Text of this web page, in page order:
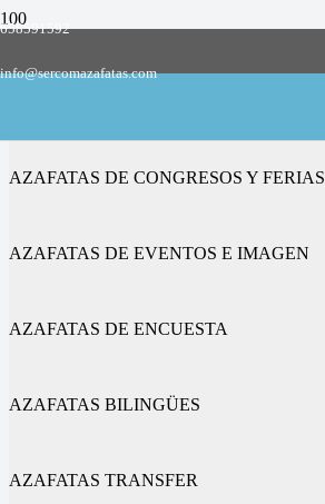
658591592
info@sercomazafatas.com
AZAFATAS DE CONGRESOS Y FERIAS
AZAFATAS DE EVENTOS E IMAGEN
AZAFATAS DE ENCUESTA
AZAFATAS BILINGÜES
AZAFATAS TRANSFER